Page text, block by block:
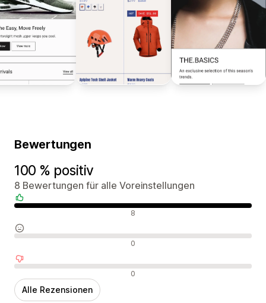
Bewertungen
100 % positiv
8 Bewertungen für alle Voreinstellungen
8
0
0
Alle Rezensionen